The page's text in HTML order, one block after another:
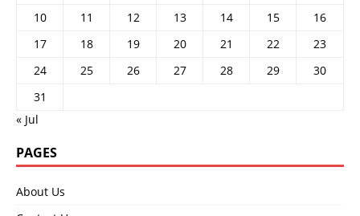
10
11 12 13 14 15
16
17
18 19 20 21 22
23
24
25 26 27 28 29
30
31
« Jul
PAGES
About Us